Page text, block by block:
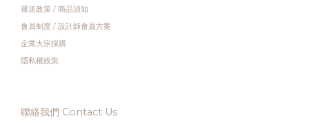
運送政策 / 商品須知
會員制度 / 設計師會員方案
企業大宗採購
隱私權政策
聯絡我們 Contact Us